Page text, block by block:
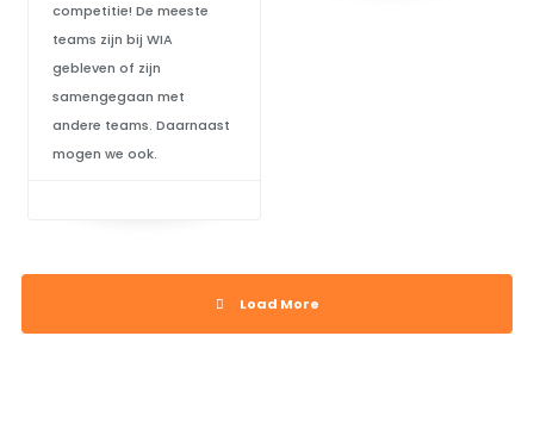
competitie! De meeste
teams zijn bij WIA
gebleven of zijn
samengegaan met
andere teams. Daarnaast
mogen we ook.
Load More